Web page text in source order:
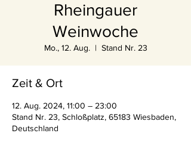
Rheingauer
Weinwoche
Mo., 12. Aug.
  |
Stand Nr. 23
Zeit & Ort
12. Aug. 2024, 11:00 – 23:00
Stand Nr. 23, Schloßplatz, 65183 Wiesbaden,
Deutschland